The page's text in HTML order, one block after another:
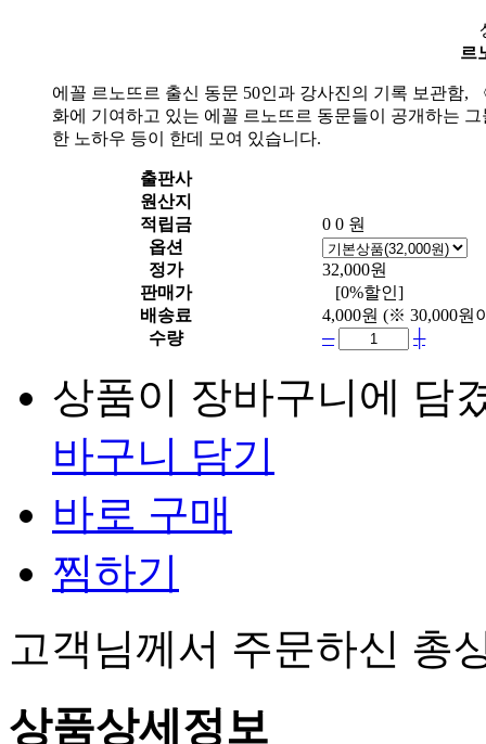
르
에꼴 르노뜨르 출신 동문 50인과 강사진의 기록 보관함,
화에 기여하고 있는 에꼴 르노뜨르 동문들이 공개하는
한 노하우 등이 한데 모여 있습니다.
출판사
원산지
적립금
0 0 원
옵션
정가
32,000원
판매가
[0%할인]
배송료
4,000원 (※ 30,000원
수량
─ ┼
상품이 장바구니에 담
바구니 담기
바로 구매
찜하기
고객님께서 주문하신 총
상품상세정보